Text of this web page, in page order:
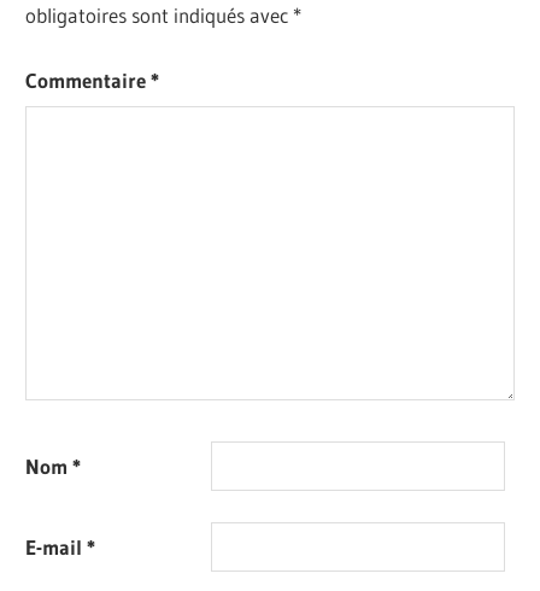
obligatoires sont indiqués avec *
Commentaire*
Nom*
E-mail*